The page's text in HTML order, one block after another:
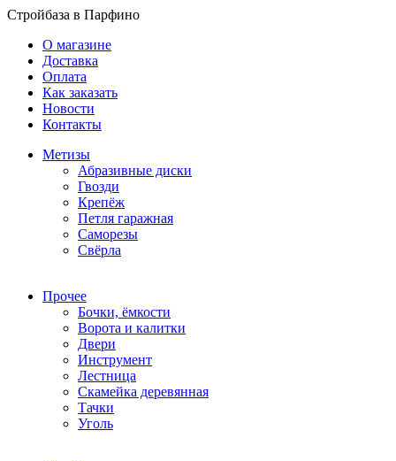
Стройбаза в Парфино
О магазине
Доставка
Оплата
Как заказать
Новости
Контакты
Метизы
Абразивные диски
Гвозди
Крепёж
Петля гаражная
Саморезы
Свёрла
Прочее
Бочки, ёмкости
Ворота и калитки
Двери
Инструмент
Лестница
Скамейка деревянная
Тачки
Уголь